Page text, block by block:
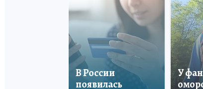
В России
появилась
У